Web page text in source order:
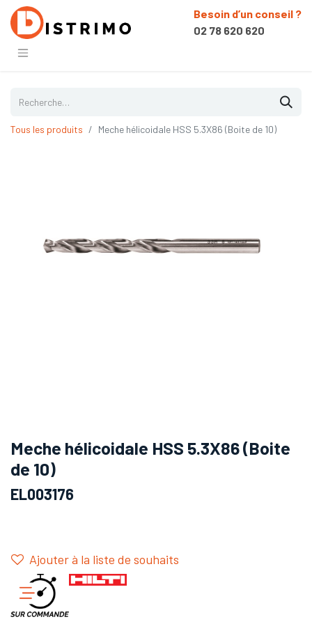
Besoin d’un conseil ?
02 78 620 620
Tous les produits Meche hélicoidale HSS 5.3X86 (Boite de 10)
Meche hélicoidale HSS 5.3X86 (Boite
de 10)
EL003176
Ajouter à la liste de souhaits